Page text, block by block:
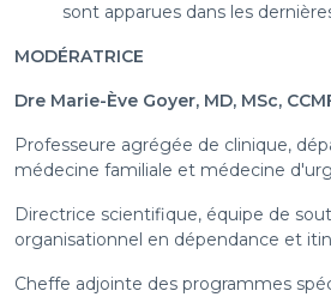
sont apparues dans les
MODÉRATRICE
Dre Marie-Ève Goyer, MD, MSc,
Professeure agrégée de clinique,
médecine familiale et médecine
Directrice scientifique, équipe de
organisationnel en dépendance et
Cheffe adjointe des programmes